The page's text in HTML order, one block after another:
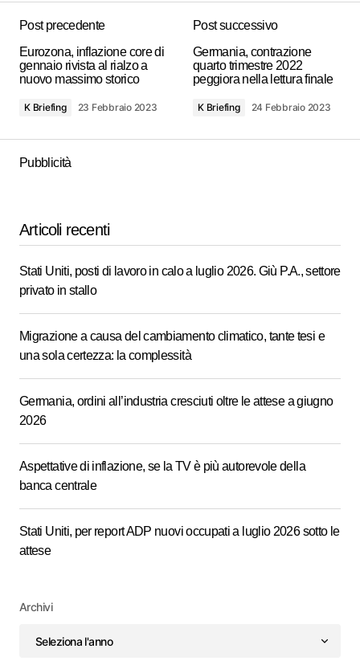
Post precedente
Eurozona, inflazione core di
gennaio rivista al rialzo a
nuovo massimo storico
K Briefing 23 Febbraio 2023
Post successivo
Germania, contrazione
quarto trimestre 2022
peggiora nella lettura finale
K Briefing 24 Febbraio 2023
Pubblicità
Articoli recenti
Stati Uniti, posti di lavoro in calo a luglio 2026. Giù P.A., settore
privato in stallo
Migrazione a causa del cambiamento climatico, tante tesi e
una sola certezza: la complessità
Germania, ordini all’industria cresciuti oltre le attese a giugno
2026
Aspettative di inflazione, se la TV è più autorevole della
banca centrale
Stati Uniti, per report ADP nuovi occupati a luglio 2026 sotto le
attese
Archivi